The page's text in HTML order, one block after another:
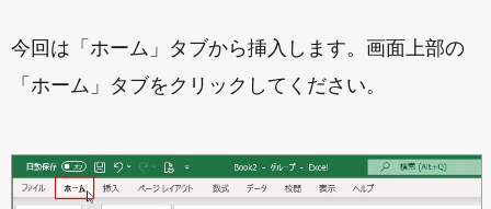
今回は「ホーム」タブから挿入します。画面上部の
「ホーム」タブをクリックしてください。